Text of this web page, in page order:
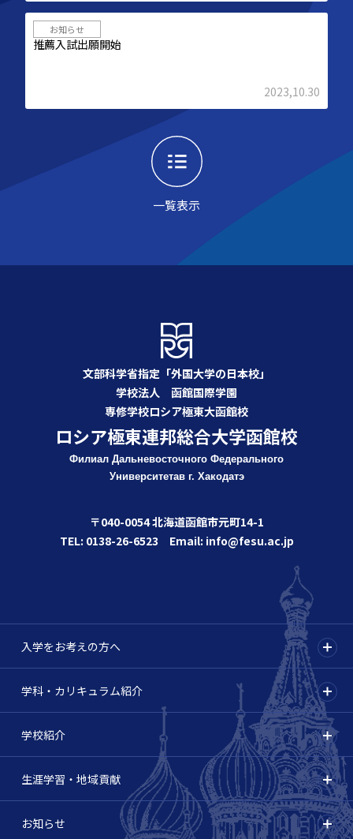
一覧表示
お知らせ
推薦入試出願開始
2023,10.30
文部科学省指定「外国大学の日本校」
学校法人 函館国際学園
専修学校ロシア極東大函館校
ロシア極東連邦総合大学函館校
Филиал Дальневосточного Федерального
Университетав г. Хакодатэ
〒040-0054 北海道函館市元町14-1
TEL: 0138-26-6523 Email: info@fesu.ac.jp
入学をお考えの方へ
学科・カリキュラム紹介
学校紹介
生涯学習・地域貢献
お知らせ